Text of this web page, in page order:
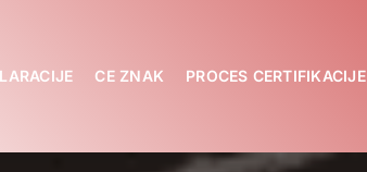
CE ZNAK PROCES CERTIFIKACIJE